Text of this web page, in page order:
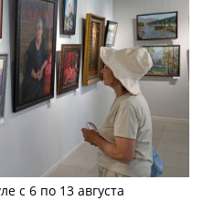
с 6 по 13 августа